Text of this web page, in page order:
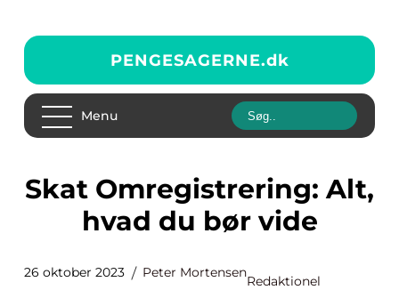
PENGESAGERNE.dk
Menu
Skat Omregistrering: Alt,
hvad du bør vide
26 oktober 2023 Peter Mortensen
Redaktionel